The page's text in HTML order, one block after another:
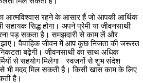
रहने के आसार हैं जो आपकी आर्थिक
सहायक सिद्ध होगा। अपने प्रेमी या जीवनसाथी
पड़ सकता है। समझदारी से काम लें और
वैवाहिक जीवन में आप कुछ निजता की जरूरत
बढ़ेगी। जीवनसाथी का साथ अधिक
से सहयोग मिलेगा। स्वजनों से शुभ संदेश
से भी मदद मिल सकती है। किसी खास काम के लिए
है।